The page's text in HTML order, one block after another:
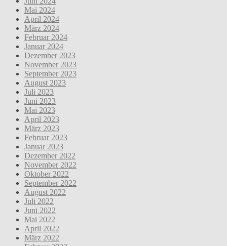
Mai 2024
April 2024
März 2024
Februar 2024
Januar 2024
Dezember 2023
November 2023
September 2023
August 2023
Juli 2023
Juni 2023
Mai 2023
April 2023
März 2023
Februar 2023
Januar 2023
Dezember 2022
November 2022
Oktober 2022
September 2022
August 2022
Juli 2022
Juni 2022
Mai 2022
April 2022
März 2022